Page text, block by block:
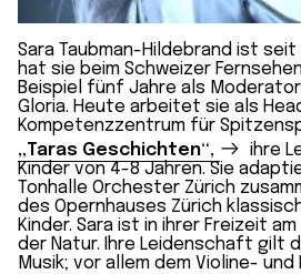
Sara Taubman-Hildebrand ist seit
hat sie beim Schweizer
Beispiel fünf Jahre als
Gloria. Heute arbeitet sie als
Kompetenzzentrum für
„Taras Geschichten“,
ihre
Kinder von 4-8 Jahren. Sie
Tonhalle Orchester Zürich
des Opernhauses Zürich
Kinder. Sara ist in ihrer Freizeit
der Natur. Ihre Leidenschaft gilt
Musik; vor allem dem Violine- und